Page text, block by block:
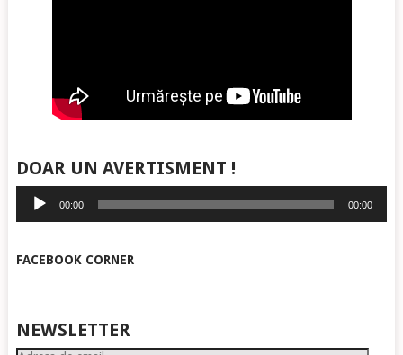
DOAR UN AVERTISMENT !
Player
audio
00:00 00:00
FACEBOOK CORNER
NEWSLETTER